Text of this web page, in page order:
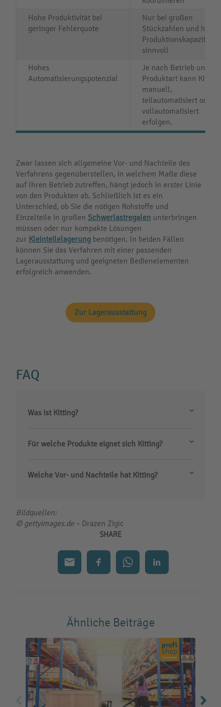
Hohe Produktivität bei
geringer Fehlerquote
Nur bei großen
Stückzahlen und hoher
Produktionskapazität
sinnvoll
Hohes
Automatisierungspotenzial
Je nach Betrieb und
Produktart kann Kitting
manuell,
teilautomatisiert oder
vollautomatisiert
erfolgen.
Zwar lassen sich allgemeine Vor- und Nachteile des
Verfahrens gegenüberstellen, in welchem Maße diese
auf Ihren Betrieb zutreffen, hängt jedoch in erster Linie
von den Produkten ab. Schließlich ist es ein
Unterschied, ob Sie die nötigen Rohstoffe und
Einzelteile in großen Schwerlastregalen unterbringen
müssen oder nur kompakte Lösungen
zur Kleinteilelagerung benötigen. In beiden Fällen
können Sie das Verfahren mit einer passenden
Lagerausstattung und geeigneten Bedienelementen
erfolgreich anwenden.
Zur Lagerausstattung
FAQ
Was ist Kitting?
Für welche Produkte eignet sich Kitting?
Welche Vor- und Nachteile hat Kitting?
Bildquellen:
© gettyimages.de – Drazen Zigic
SHARE
Ähnliche Beiträge